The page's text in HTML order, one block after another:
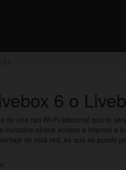
6 o
de una red Wi-Fi adicional que te
ofrece acceso a internet a
de esta red, es que se puede